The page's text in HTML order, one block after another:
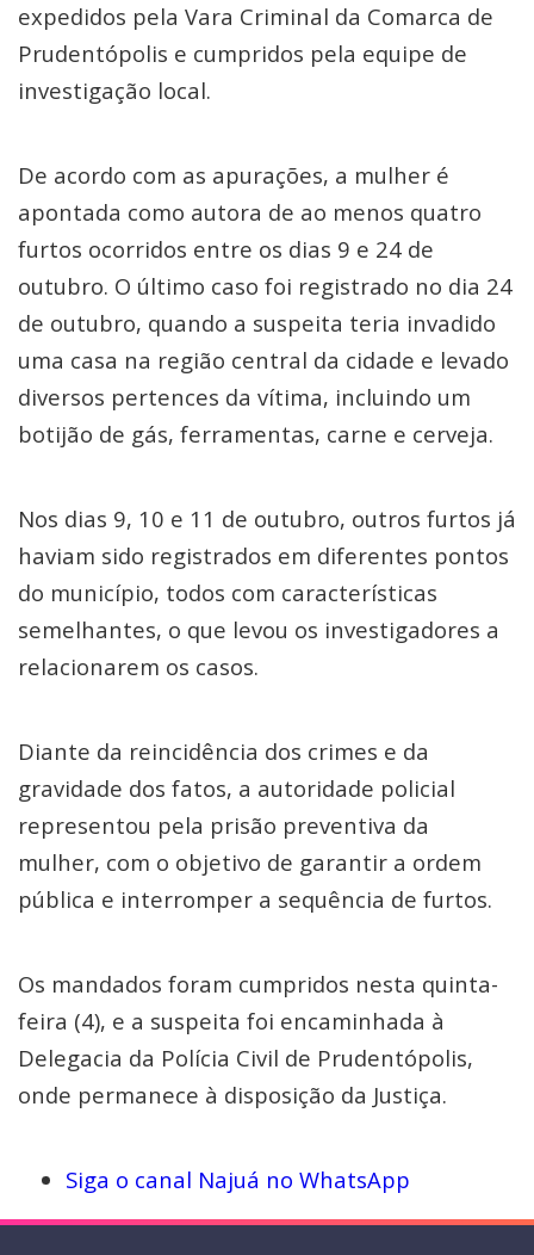
expedidos pela Vara Criminal da Comarca de
Prudentópolis e cumpridos pela equipe de
investigação local.
De acordo com as apurações, a mulher é
apontada como autora de ao menos quatro
furtos ocorridos entre os dias 9 e 24 de
outubro. O último caso foi registrado no dia 24
de outubro, quando a suspeita teria invadido
uma casa na região central da cidade e levado
diversos pertences da vítima, incluindo um
botijão de gás, ferramentas, carne e cerveja.
Nos dias 9, 10 e 11 de outubro, outros furtos já
haviam sido registrados em diferentes pontos
do município, todos com características
semelhantes, o que levou os investigadores a
relacionarem os casos.
Diante da reincidência dos crimes e da
gravidade dos fatos, a autoridade policial
representou pela prisão preventiva da
mulher, com o objetivo de garantir a ordem
pública e interromper a sequência de furtos.
Os mandados foram cumpridos nesta quinta-
feira (4), e a suspeita foi encaminhada à
Delegacia da Polícia Civil de Prudentópolis,
onde permanece à disposição da Justiça.
Siga o canal Najuá no WhatsApp